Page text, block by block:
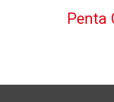
Penta